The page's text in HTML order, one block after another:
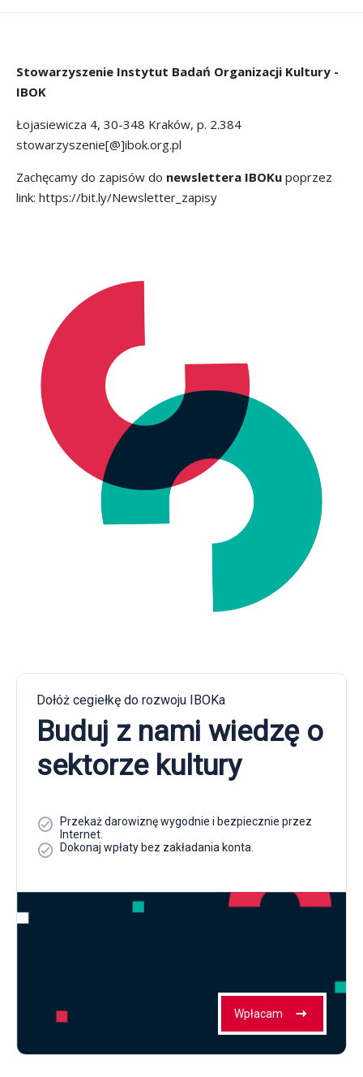
Stowarzyszenie Instytut Badań Organizacji Kultury -
IBOK
Łojasiewicza 4, 30-348 Kraków, p. 2.384
stowarzyszenie[@]ibok.org.pl
Zachęcamy do zapisów do newslettera IBOKu poprzez
link: https://bit.ly/Newsletter_zapisy